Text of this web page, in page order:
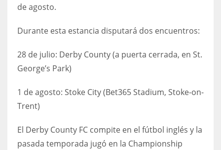
de agosto.
Durante esta estancia disputará dos encuentros:
28 de julio: Derby County (a puerta cerrada, en St.
George’s Park)
1 de agosto: Stoke City (Bet365 Stadium, Stoke-on-
Trent)
El Derby County FC compite en el fútbol inglés y la
pasada temporada jugó en la Championship